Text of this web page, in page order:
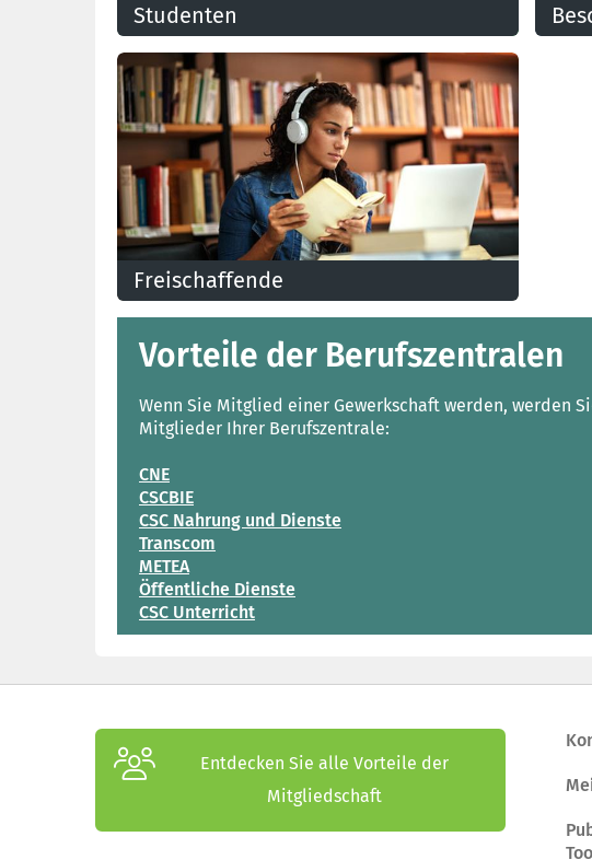
Studenten
Du
Freischaffende
Vorteile der Berufszentralen
Wenn Sie Mitglied einer Gewerkschaft werden, werden
Mitglieder Ihrer Berufszentrale:
CNE
CSCBIE
CSC Nahrung und Dienste
Transcom
METEA
Öffentliche Dienste
CSC Unterricht
Entdecken Sie alle Vorteile der
Mitgliedschaft